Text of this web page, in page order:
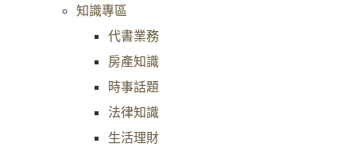
知識專區
代書業務
房產知識
時事話題
法律知識
生活理財